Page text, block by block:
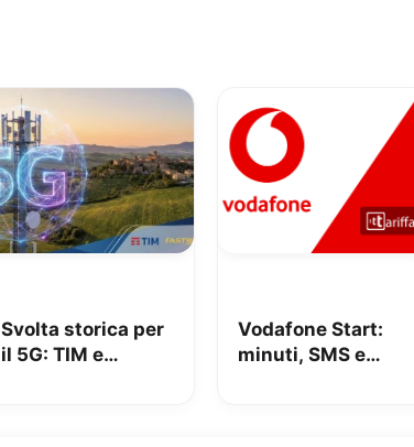
Svolta storica per
il 5G: TIM e
Vodafone Start:
minuti, SMS e